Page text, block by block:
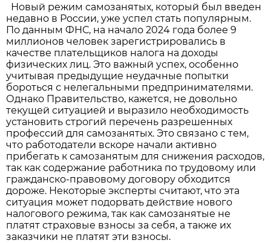
Новый режим самозанятых, который был введен
недавно в России, уже успел стать популярным.
По данным ФНС, на начало 2024 года более 9
миллионов человек зарегистрировались в
качестве плательщиков налога на доходы
физических лиц. Это важный успех, особенно
учитывая предыдущие неудачные попытки
бороться с нелегальными предпринимателями.
Однако Правительство, кажется, не довольно
текущей ситуацией и выразило необходимость
установить строгий перечень разрешенных
профессий для самозанятых. Это связано с тем,
что работодатели вскоре начали активно
прибегать к самозанятым для снижения расходов,
так как содержание работника по трудовому или
гражданско-правовому договору обходится
дороже. Некоторые эксперты считают, что эта
ситуация может подорвать действие нового
налогового режима, так как самозанятые не
платят страховые взносы за себя, а также их
заказчики не платят эти взносы.